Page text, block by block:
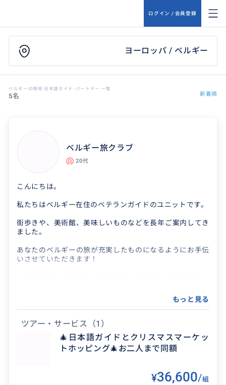
ログイン / 会員登録
ヨーロッパ / ベルギー
ベルギーの現地 日本語ガイド･パートナー 一覧
5名 新着順
ベルギー旅クラブ
20代
こんにちは。
私たちはベルギー在住のベテランガイドのユニットです。
街歩きや、美術館、美味しいものなどを長年ご案内してき
ました。
あなたのベルギーの旅が充実したものになるようにお手伝
いさせていただきます！
もっと見る
ツアー・サービス
（1）
🎄日本語ガイドとクリスマスマーケッ
トホッピング🎄お二人まで同額
¥36,600/組